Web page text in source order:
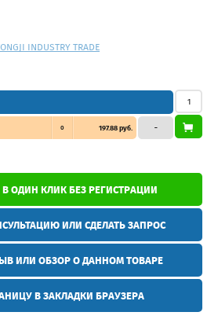
INDUSTRY TRADE
0 197.88 руб. –
ОДИН КЛИК БЕЗ РЕГИСТРАЦИИ
ИЛИ СДЕЛАТЬ ЗАПРОС
ИЛИ ОБЗОР О ДАННОМ ТОВАРЕ
В ЗАКЛАДКИ БРАУЗЕРА